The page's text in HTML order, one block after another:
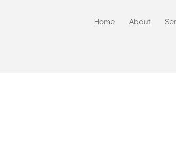
Home About